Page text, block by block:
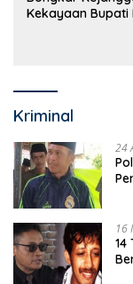
Kekayaan Bupati
Kriminal
24
16
14